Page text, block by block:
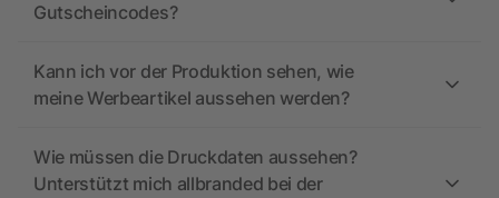
Gutscheincodes?
Kann ich vor der Produktion sehen, wie
meine Werbeartikel aussehen werden?
Wie müssen die Druckdaten aussehen?
Unterstützt mich allbranded bei der